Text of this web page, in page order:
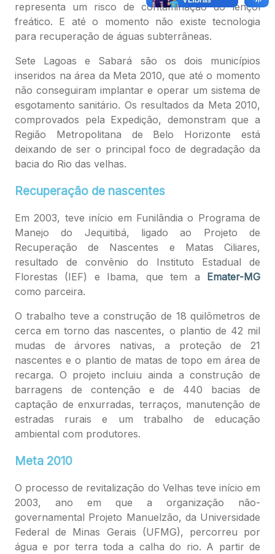
representa um risco de contaminação do lençol
freático. E até o momento não existe tecnologia
para recuperação de águas subterrâneas.
Sete Lagoas e Sabará são os dois municípios
inseridos na área da Meta 2010, que até o momento
não conseguiram implantar e operar um sistema de
esgotamento sanitário. Os resultados da Meta 2010,
comprovados pela Expedição, demonstram que a
Região Metropolitana de Belo Horizonte está
deixando de ser o principal foco de degradação da
bacia do Rio das velhas.
Recuperação de nascentes
Em 2003, teve início em Funilândia o Programa de
Manejo do Jequitibá, ligado ao Projeto de
Recuperação de Nascentes e Matas Ciliares,
resultado de convênio do Instituto Estadual de
Florestas (IEF) e Ibama, que tem a Emater-MG
como parceira.
O trabalho teve a construção de 18 quilômetros de
cerca em torno das nascentes, o plantio de 42 mil
mudas de árvores nativas, a proteção de 21
nascentes e o plantio de matas de topo em área de
recarga. O projeto incluiu ainda a construção de
barragens de contenção e de 440 bacias de
captação de enxurradas, terraços, manutenção de
estradas rurais e um trabalho de educação
ambiental com produtores.
Meta 2010
O processo de revitalização do Velhas teve início em
2003, ano em que a organização não-
governamental Projeto Manuelzão, da Universidade
Federal de Minas Gerais (UFMG), percorreu por
água e por terra toda a calha do rio. A partir de